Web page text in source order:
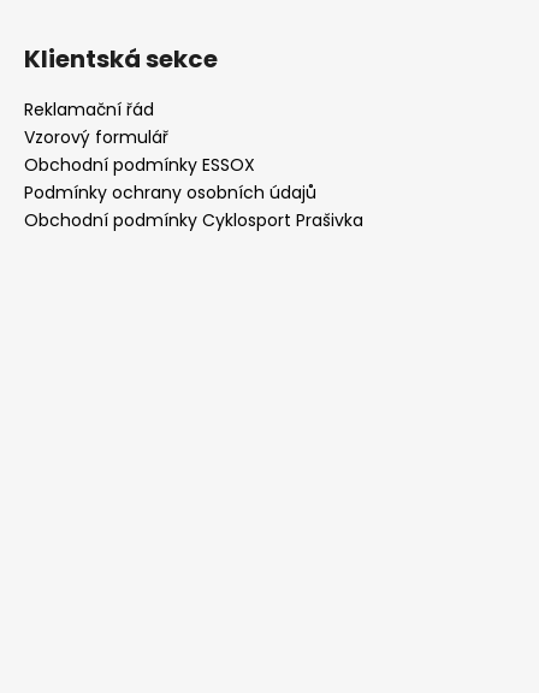
Klientská sekce
Reklamační řád
Vzorový formulář
Obchodní podmínky ESSOX
Podmínky ochrany osobních údajů
Obchodní podmínky Cyklosport Prašivka